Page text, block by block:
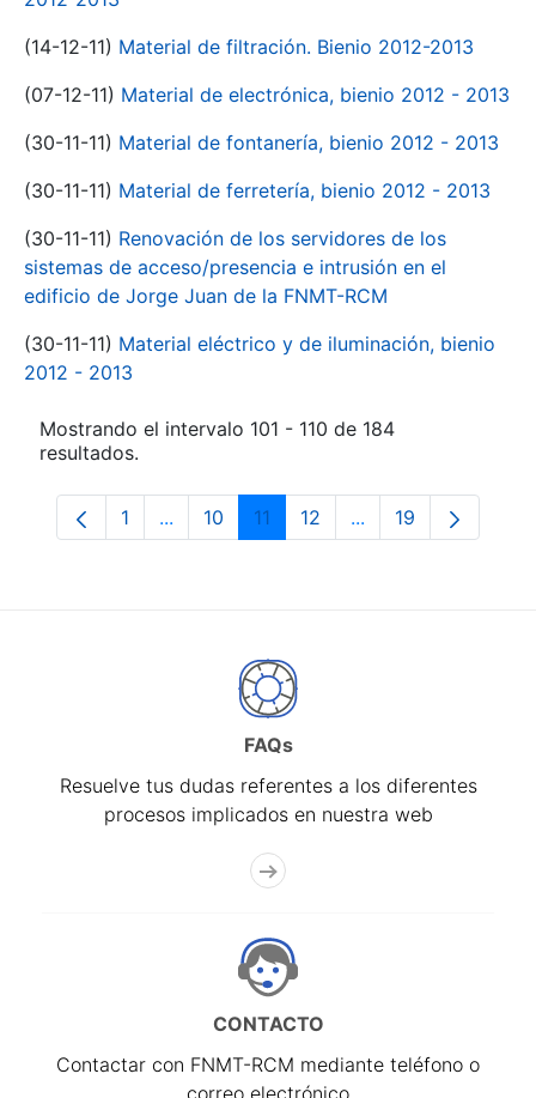
(14-12-11) Material de filtración. Bienio 2012-2013
(07-12-11) Material de electrónica, bienio 2012 - 2013
(30-11-11) Material de fontanería, bienio 2012 - 2013
(30-11-11) Material de ferretería, bienio 2012 - 2013
(30-11-11) Renovación de los servidores de los
sistemas de acceso/presencia e intrusión en el
edificio de Jorge Juan de la FNMT-RCM
(30-11-11) Material eléctrico y de iluminación, bienio
2012 - 2013
Mostrando el intervalo 101 - 110 de 184
resultados.
Página
1 ...Páginas intermedias Use TAB para
Página
10 Página
11 Página
12 ...PáginasPágina
19
FAQs
Resuelve tus dudas referentes a los diferentes
procesos implicados en nuestra web
CONTACTO
Contactar con FNMT-RCM mediante teléfono o
correo electrónico